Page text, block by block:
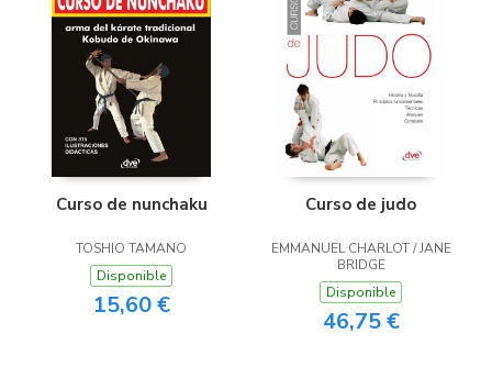
Curso de nunchaku
TOSHIO TAMANO
Disponible
15,60 €
Curso de judo
EMMANUEL CHARLOT / JANE
BRIDGE
Disponible
46,75 €